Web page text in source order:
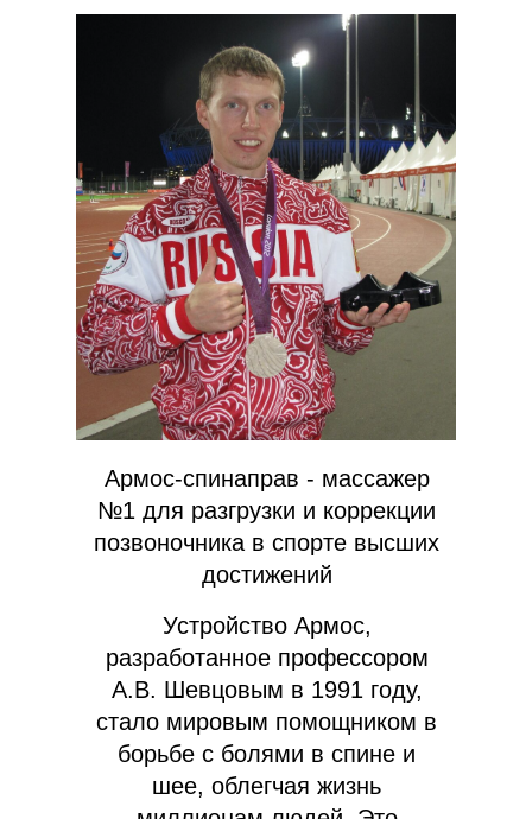
Армос-спинаправ - массажер
№1 для разгрузки и коррекции
позвоночника в спорте высших
достижений
Устройство Армос,
разработанное профессором
А.В. Шевцовым в 1991 году,
стало мировым помощником в
борьбе с болями в спине и
шее, облегчая жизнь